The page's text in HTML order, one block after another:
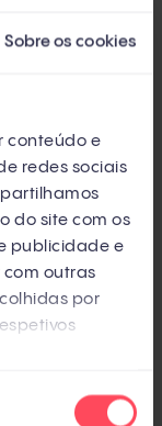
Sobre os cookies
conteúdo e
redes sociais
do site com os
publicidade e
outras
por
com o
é uma
passos,
e
Google
lançando
novos